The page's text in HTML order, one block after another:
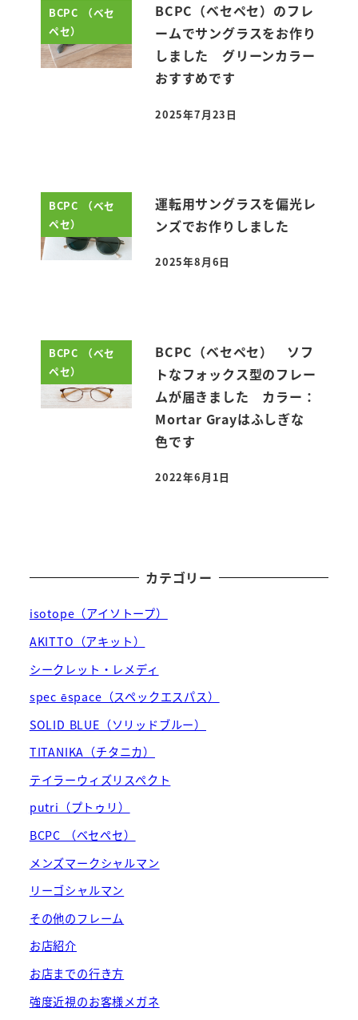
BCPC （ベセ
ペセ）
BCPC（ベセペセ）のフレ
ームでサングラスをお作り
しました グリーンカラー
おすすめです
投稿日
2025年7月23日
BCPC （ベセ
ペセ）
運転用サングラスを偏光レ
ンズでお作りしました
投稿日
2025年8月6日
BCPC （ベセ
ペセ）
BCPC（ベセペセ） ソフ
トなフォックス型のフレー
ムが届きました カラー：
Mortar Grayはふしぎな
色です
投稿日
2022年6月1日
カテゴリー
isotope（アイソトープ）
AKITTO（アキット）
シークレット・レメディ
spec ēspace（スペックエスパス）
SOLID BLUE（ソリッドブルー）
TITANIKA（チタニカ）
テイラーウィズリスペクト
putri（プトゥリ）
BCPC （ベセペセ）
メンズマークシャルマン
リーゴシャルマン
その他のフレーム
お店紹介
お店までの行き方
強度近視のお客様メガネ